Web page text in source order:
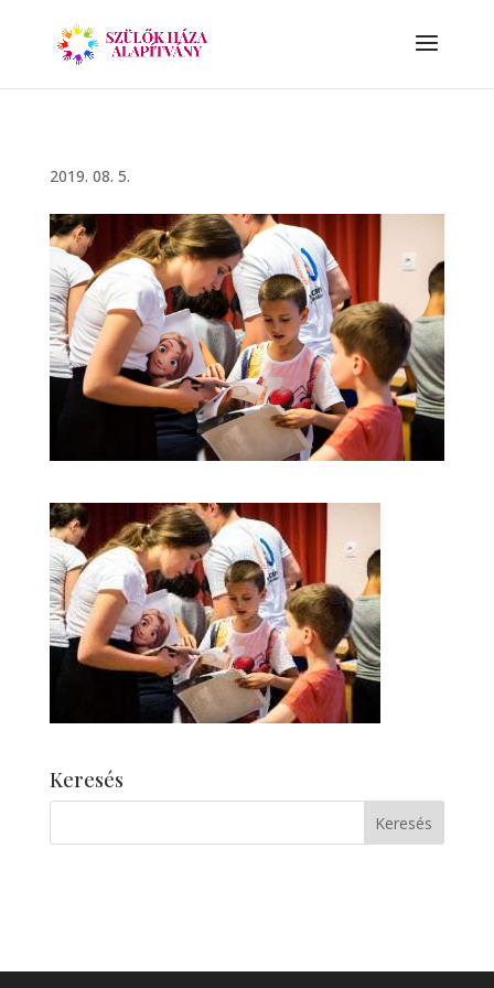
2019. 08. 5.
Keresés